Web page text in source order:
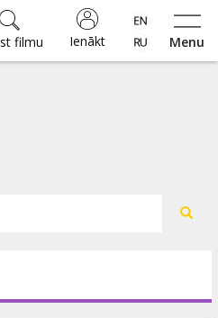
Menu
Ienākt
filmu